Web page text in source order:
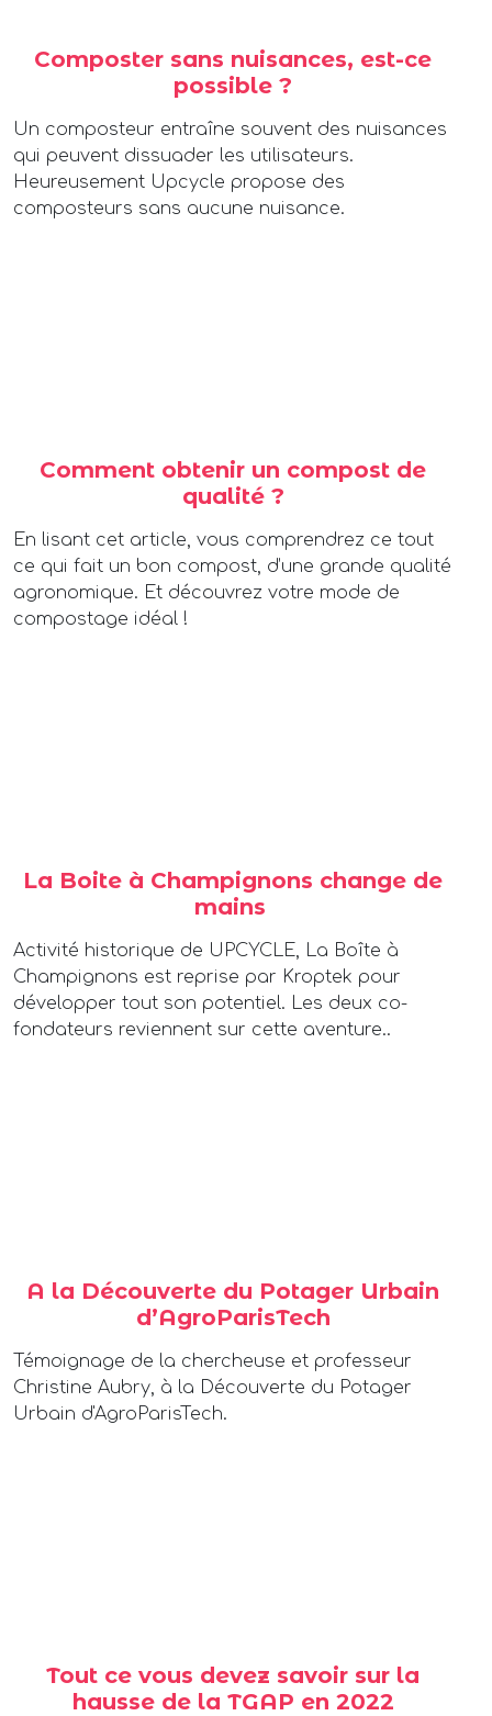
Composter sans nuisances, est-ce
possible ?
Un composteur entraîne souvent des nuisances
qui peuvent dissuader les utilisateurs.
Heureusement Upcycle propose des
composteurs sans aucune nuisance.
Comment obtenir un compost de
qualité ?
En lisant cet article, vous comprendrez ce tout
ce qui fait un bon compost, d’une grande qualité
agronomique. Et découvrez votre mode de
compostage idéal !
La Boite à Champignons change de
mains
Activité historique de UPCYCLE, La Boîte à
Champignons est reprise par Kroptek pour
développer tout son potentiel. Les deux co-
fondateurs reviennent sur cette aventure..
A la Découverte du Potager Urbain
d’AgroParisTech
Témoignage de la chercheuse et professeur
Christine Aubry, à la Découverte du Potager
Urbain d'AgroParisTech.
Tout ce vous devez savoir sur la
hausse de la TGAP en 2022